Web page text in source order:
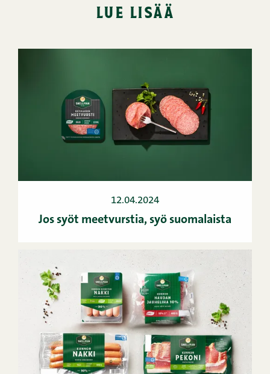
lue lisää
12.04.2024
Jos syöt meetvurstia, syö suomalaista